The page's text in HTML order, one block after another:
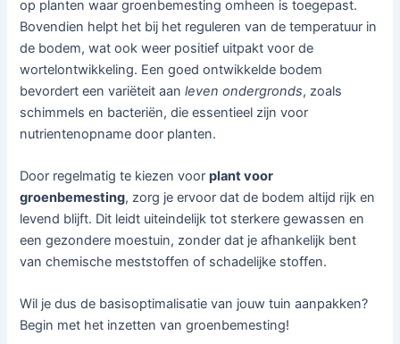
op planten waar groenbemesting omheen is toegepast.
Bovendien helpt het bij het reguleren van de temperatuur in
de bodem, wat ook weer positief uitpakt voor de
wortelontwikkeling. Een goed ontwikkelde bodem
bevordert een variëteit aanleven ondergronds, zoals
schimmels en bacteriën, die essentieel zijn voor
nutrientenopname door planten.
Door regelmatig te kiezen voorplant voor
groenbemesting, zorg je ervoor dat de bodem altijd rijk en
levend blijft. Dit leidt uiteindelijk tot sterkere gewassen en
een gezondere moestuin, zonder dat je afhankelijk bent
van chemische meststoffen of schadelijke stoffen.
Wil je dus de basisoptimalisatie van jouw tuin aanpakken?
Begin met het inzetten van groenbemesting!